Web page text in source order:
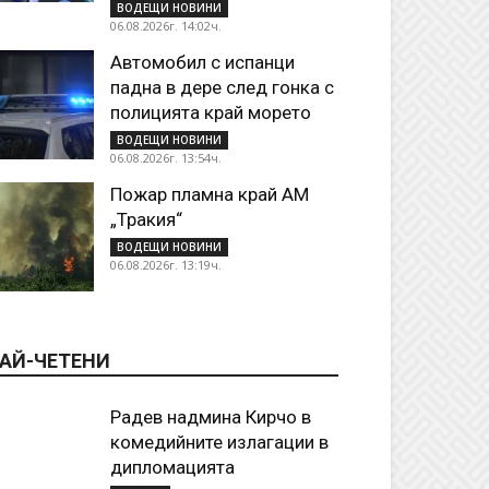
ВОДЕЩИ НОВИНИ
06.08.2026г. 14:02ч.
Автомобил с испанци
падна в дере след гонка с
полицията край морето
ВОДЕЩИ НОВИНИ
06.08.2026г. 13:54ч.
Пожар пламна край АМ
„Тракия“
ВОДЕЩИ НОВИНИ
06.08.2026г. 13:19ч.
ЧЕТЕНИ
Радев надмина Кирчо в
комедийните излагации в
дипломацията